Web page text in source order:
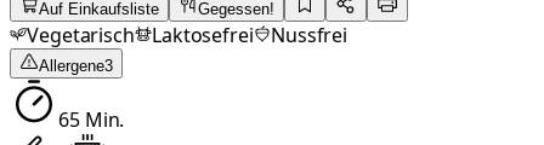
Auf Einkaufsliste Gegessen!
Vegetarisch Laktosefrei Nussfrei
Allergene3
65Min.